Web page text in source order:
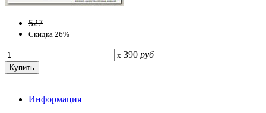
527
Скидка 26%
x 390 руб
Информация